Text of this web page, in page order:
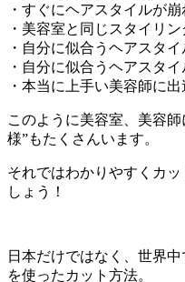
・すぐにヘアスタイルが崩
・美容室と同じスタイリ
・自分に似合うヘアスタ
・自分に似合うヘアスタ
・本当に上手い美容師に
このように美容室、美容
様”もたくさんいます。
それではわかりやすくカ
しょう！
日本だけではなく、世界
を使ったカット方法。